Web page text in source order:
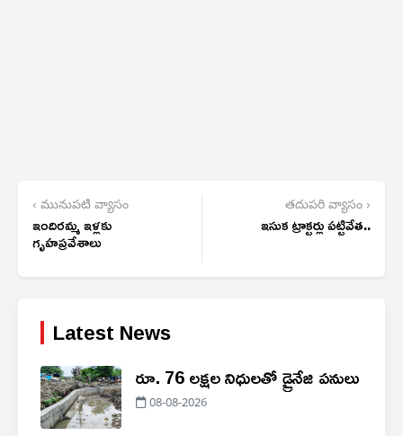
‹ మునుపటి వ్యాసం
ఇందిరమ్మ ఇళ్లకు
గృహప్రవేశాలు
తదుపరి వ్యాసం ›
ఇసుక ట్రాక్టర్లు పట్టివేత..
Latest News
రూ. 76 లక్షల నిధులతో డ్రైనేజి పనులు
08-08-2026